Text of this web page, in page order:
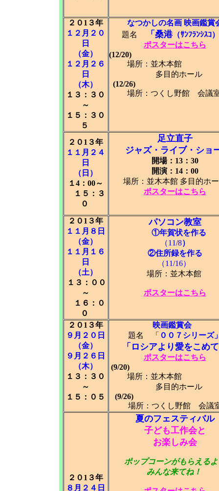
２０1３年
１２月２０
日
（金）
１２月２６
日
（木）
１３：３０
～
１５：３０
５
なつかしの名画 映画鑑賞
題名
「桑港（ｻﾝﾌﾗﾝｼｽｺ）
ポスターはこちら
(12/20)
場所：並木本
多目的ホール
(12/
場所：つくし野館 会議
２０1３年
１１月２４
日
（日）
１4：00～
１５：３
０
足立直子
ジャズ・ライブ・ショ
開場：13：30
開演：14：00
場所：並木本館 多目的ホ
ポスターはこちら
２０1３年
１１月８日
（金）
１１月１６
日
（土）
１３：００
～
１６：０
０
パソコン教室
①年賀状を作る
（11/8）
②住所録を作る
（11/16）
場所：並木本館
ポスターはこちら
２０1３年
９月２０日
（金）
９月２６日
（木）
１３：３０
～
１５：０５
映画鑑賞会
題名 「 ００７シリーズ
「ロシアより愛をこめ
ポスターはこちら
(9/20)
場所：並木本
多目的ホール
(9/
場所：つくし野館 会議
２０1３年
８月２４日
夏のフェスティバル
子ども工作会と
お楽しみ会
ポップコーンがもらえる
みんな来てね！